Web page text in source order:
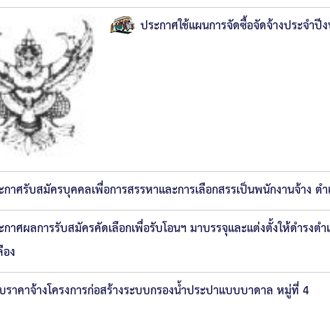
ประกาศใช้แผนการจัดซื้อจัดจ้างประจำ
กาศรับสมัครบุคคลเพื่อการสรรหาและการเลือกสรรเป็นพนักงานจ้าง
าศผลการรับสมัครคัดเลือกเพื่อรับโอนฯ มาบรรจุและแต่งตั้งให้ดำรง
ง
าคาจ้างโครงการก่อสร้างระบบกรองน้ำประปาแบบบาดาล หมู่ที่ 4